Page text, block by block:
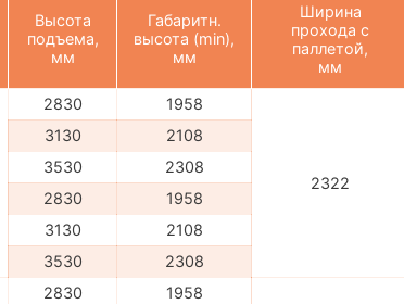
Высота
подъема,
мм
Габаритн.
высота (min),
мм
Ширина
прохода с
паллетой,
мм
2830 1958
2322
3130 2108
3530 2308
2830 1958
3130 2108
3530 2308
2830 1958